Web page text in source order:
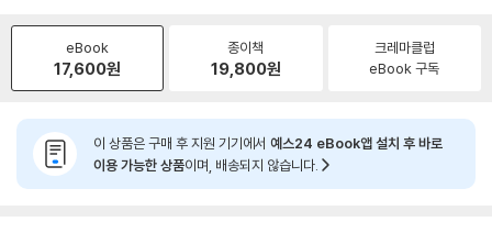
eBook
17,600원
종이책
19,800원
크레마클럽
eBook 구독
이 상품은 구매 후 지원 기기에서 예스24 eBook앱 설치 후 바로
이용 가능한 상품이며, 배송되지 않습니다.